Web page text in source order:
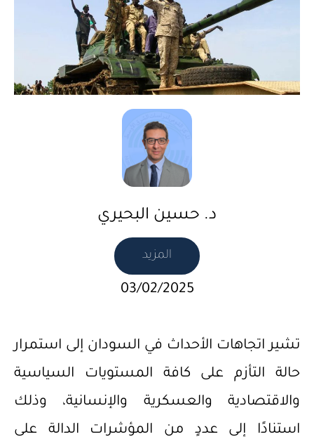
د. حسين البحيري
المزيد
03/02/2025
تشير اتجاهات الأحداث في السودان إلى استمرار
حالة التأزم على كافة المستويات السياسية
والاقتصادية والعسكرية والإنسانية، وذلك
استنادًا إلى عددٍ من المؤشرات الدالة على